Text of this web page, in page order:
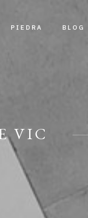
PIEDRA BLOG
VIC